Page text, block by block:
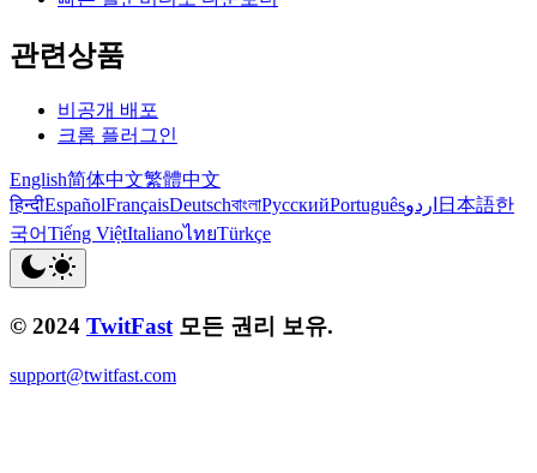
관련상품
비공개 배포
크롬 플러그인
English简体中文繁體中文
हिन्दीEspañolFrançaisDeutschবাংলাРусскийPortuguêsاردو 日本語한
국어Tiếng ViệtItalianoไทยTürkçe
© 2024 TwitFast 모든 권리 보유.
support@twitfast.com